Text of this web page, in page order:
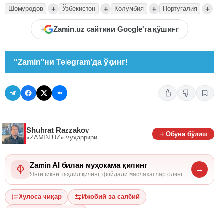
Шомуродов + Ўзбекистон + Колумбия + Португалия +
+ Zamin.uz сайтини Google'га қўшинг
"Zamin"ни Telegram'да ўқинг!
Shuhrat Razzakov
«ZAMIN.UZ» муҳаррири
Обуна бўлиш
Zamin AI билан муҳокама қилинг
Янгиликни таҳлил қилинг, фойдали маслаҳатлар олинг
→
Хулоса чиқар Ижобий ва салбий